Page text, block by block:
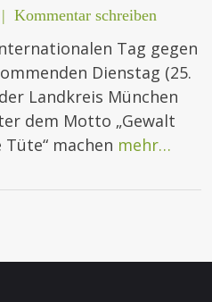
| Kommentar schreiben
Tag gegen
Dienstag (25.
Landkreis München
dem Motto „Gewalt
machen mehr…